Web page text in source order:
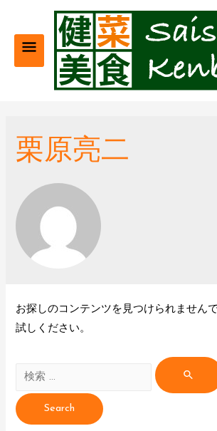
メ
メ
ニ
ュ
栗原亮二
お探しのコンテンツを見つけられません
試しください。
索
対
象: